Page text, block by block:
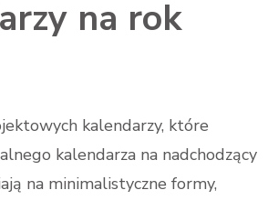
na rok
kalendarzy, które
kalendarza na nadchodzący
na minimalistyczne formy,